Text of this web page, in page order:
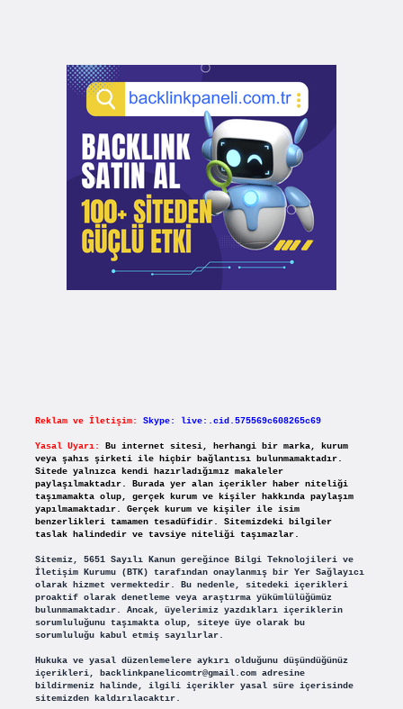
Reklam ve İletişim: Skype: live:.cid.575569c608265c69
Yasal Uyarı:
Bu internet sitesi, herhangi bir marka, kurum
veya şahıs şirketi ile hiçbir bağlantısı bulunmamaktadır.
Sitede yalnızca kendi hazırladığımız makaleler
paylaşılmaktadır. Burada yer alan içerikler haber niteliği
taşımamakta olup, gerçek kurum ve kişiler hakkında paylaşım
yapılmamaktadır. Gerçek kurum ve kişiler ile isim
benzerlikleri tamamen tesadüfidir. Sitemizdeki bilgiler
taslak halindedir ve tavsiye niteliği taşımazlar.
Sitemiz, 5651 Sayılı Kanun gereğince Bilgi Teknolojileri ve
İletişim Kurumu (BTK) tarafından onaylanmış bir Yer Sağlayıcı
olarak hizmet vermektedir. Bu nedenle, sitedeki içerikleri
proaktif olarak denetleme veya araştırma yükümlülüğümüz
bulunmamaktadır. Ancak, üyelerimiz yazdıkları içeriklerin
sorumluluğunu taşımakta olup, siteye üye olarak bu
sorumluluğu kabul etmiş sayılırlar.
Hukuka ve yasal düzenlemelere aykırı olduğunu düşündüğünüz
içerikleri, backlinkpanelicomtr@gmail.comadresine
bildirmeniz halinde, ilgili içerikler yasal süre içerisinde
sitemizden kaldırılacaktır.